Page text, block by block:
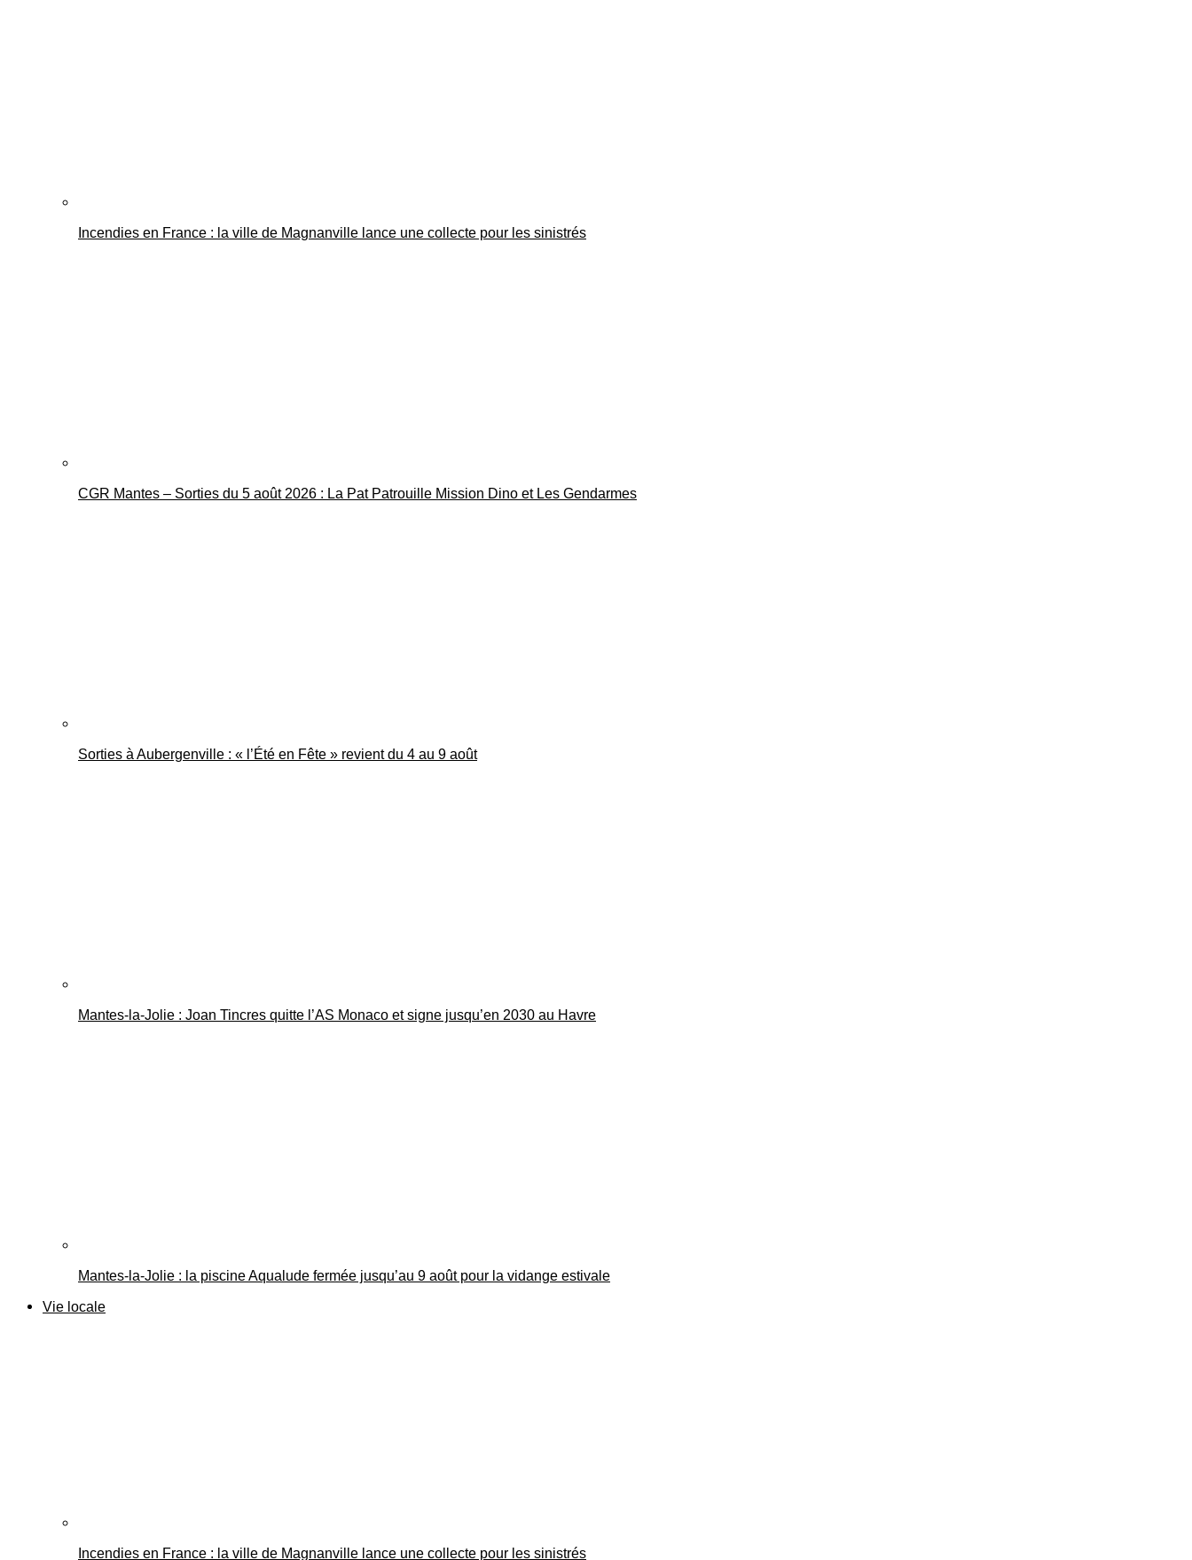
Incendies en France : la ville de Magnanville lance une collecte pour les sinistrés
CGR Mantes – Sorties du 5 août 2026 : La Pat Patrouille Mission Dino et Les Gendarmes
Sorties à Aubergenville : « l’Été en Fête » revient du 4 au 9 août
Mantes-la-Jolie : Joan Tincres quitte l’AS Monaco et signe jusqu’en 2030 au Havre
Mantes-la-Jolie : la piscine Aqualude fermée jusqu’au 9 août pour la vidange estivale
Vie locale
Incendies en France : la ville de Magnanville lance une collecte pour les sinistrés